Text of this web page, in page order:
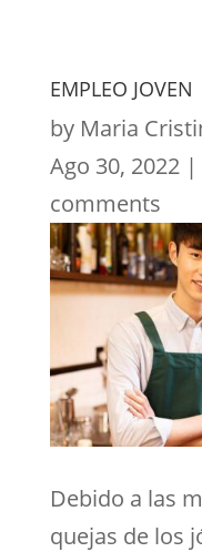
EMPLEO JOVEN
by Maria
Ago 30, 2022|
comments
Debido a las
quejas de los